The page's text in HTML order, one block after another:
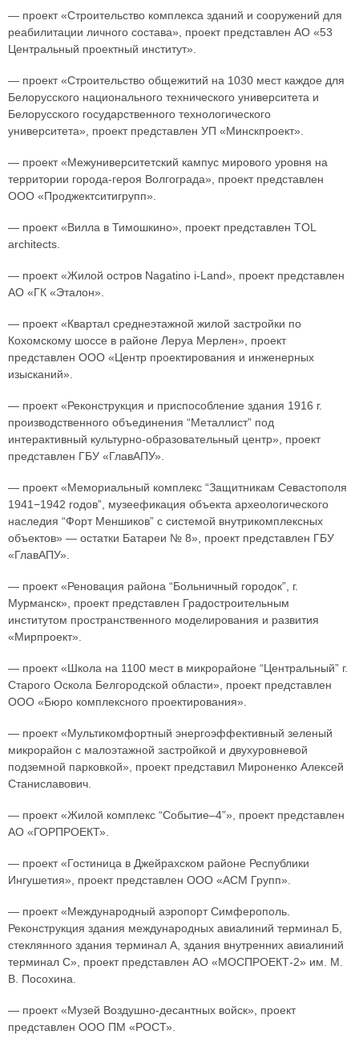
— проект «Строительство комплекса зданий и сооружений для
реабилитации личного состава», проект представлен АО «53
Центральный проектный институт».
— проект «Строительство общежитий на 1030 мест каждое для
Белорусского национального технического университета и
Белорусского государственного технологического
университета», проект представлен УП «Минскпроект».
— проект «Межуниверситетский кампус мирового уровня на
территории города-героя Волгограда», проект представлен
ООО «Проджектситигрупп».
— проект «Вилла в Тимошкино», проект представлен TOL
architects.
— проект «Жилой остров Nagatino i-Land», проект представлен
АО «ГК «Эталон».
— проект «Квартал среднеэтажной жилой застройки по
Кохомскому шоссе в районе Леруа Мерлен», проект
представлен ООО «Центр проектирования и инженерных
изысканий».
— проект «Реконструкция и приспособление здания 1916 г.
производственного объединения “Металлист” под
интерактивный культурно-образовательный центр», проект
представлен ГБУ «ГлавАПУ».
— проект «Мемориальный комплекс “Защитникам Севастополя
1941−1942 годов”, музеефикация объекта археологического
наследия “Форт Меншиков” с системой внутрикомплексных
объектов» — остатки Батареи № 8», проект представлен ГБУ
«ГлавАПУ».
— проект «Реновация района “Больничный городок”, г.
Мурманск», проект представлен Градостроительным
институтом пространственного моделирования и развития
«Мирпроект».
— проект «Школа на 1100 мест в микрорайоне “Центральный” г.
Старого Оскола Белгородской области», проект представлен
ООО «Бюро комплексного проектирования».
— проект «Мультикомфортный энергоэффективный зеленый
микрорайон с малоэтажной застройкой и двухуровневой
подземной парковкой», проект представил Мироненко Алексей
Станиславович.
— проект «Жилой комплекс “Событие–4”», проект представлен
АО «ГОРПРОЕКТ».
— проект «Гостиница в Джейрахском районе Республики
Ингушетия», проект представлен ООО «АСМ Групп».
— проект «Международный аэропорт Симферополь.
Реконструкция здания международных авиалиний терминал Б,
стеклянного здания терминал А, здания внутренних авиалиний
терминал С», проект представлен АО «МОСПРОЕКТ-2» им. М.
В. Посохина.
— проект «Музей Воздушно-десантных войск», проект
представлен ООО ПМ «РОСТ».